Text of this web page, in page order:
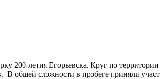
200-летия Егорьевска. Круг по территории
В общей сложности в пробеге приняли